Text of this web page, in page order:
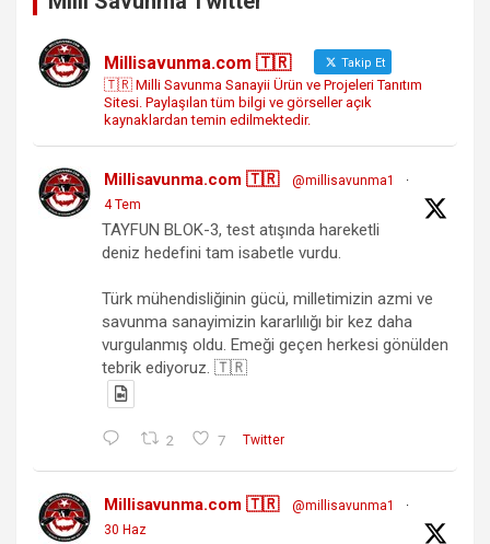
Millisavunma.com 🇹🇷 Takip Et
🇹🇷 Milli Savunma Sanayii Ürün ve Projeleri Tanıtım
Sitesi. Paylaşılan tüm bilgi ve görseller açık
kaynaklardan temin edilmektedir.
Millisavunma.com 🇹🇷 @millisavunma1
·
4 Tem
TAYFUN BLOK-3, test atışında hareketli
deniz hedefini tam isabetle vurdu.
Türk mühendisliğinin gücü, milletimizin azmi ve
savunma sanayimizin kararlılığı bir kez daha
vurgulanmış oldu. Emeği geçen herkesi gönülden
tebrik ediyoruz. 🇹🇷
2 7 Twitter
Millisavunma.com 🇹🇷 @millisavunma1
·
30 Haz